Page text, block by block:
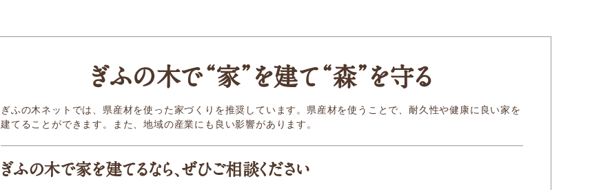
ぎふの木で“家” を建て“森” を守る
ぎふの木ネットでは、県産材を使った家づくりを推奨しています。県産材を使うことで、耐久性や健康に良い家を
建てることができます。また、地域の産業にも良い影響があります。
ぎふの木で家を建てるなら、ぜひご相談ください